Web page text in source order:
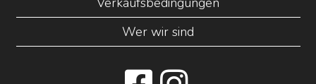
Wer wir sind